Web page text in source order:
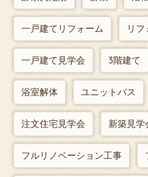
一戸建てリフォーム リ
一戸建て見学会 3階建て
浴室解体 ユニットバス
注文住宅見学会 新築見学
フルリノベーション工事